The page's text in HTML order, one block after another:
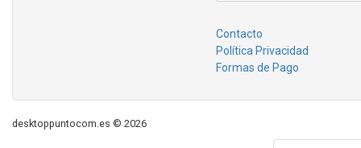
Contacto
Política Privacidad
Formas de Pago
desktoppuntocom.es © 2026